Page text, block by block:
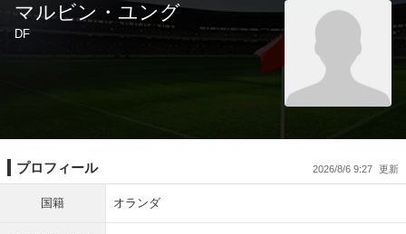
マルビン・ユング
DF
プロフィール 2026/8/6 9:27
国籍 オランダ